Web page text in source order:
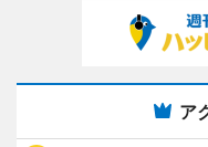
ア